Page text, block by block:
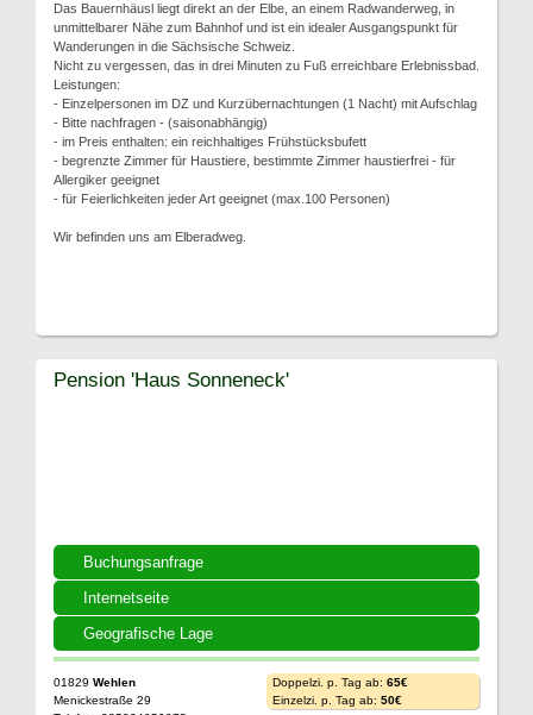
Das Bauernhäusl liegt direkt an der Elbe, an einem Radwanderweg, in
unmittelbarer Nähe zum Bahnhof und ist ein idealer Ausgangspunkt für
Wanderungen in die Sächsische Schweiz.
Nicht zu vergessen, das in drei Minuten zu Fuß erreichbare Erlebnissbad.
Leistungen:
- Einzelpersonen im DZ und Kurzübernachtungen (1 Nacht) mit Aufschlag
- Bitte nachfragen - (saisonabhängig)
- im Preis enthalten: ein reichhaltiges Frühstücksbufett
- begrenzte Zimmer für Haustiere, bestimmte Zimmer haustierfrei - für
Allergiker geeignet
- für Feierlichkeiten jeder Art geeignet (max.100 Personen)
Wir befinden uns am Elberadweg.
Buchungsanfrage
Internetseite
Geografische Lage
Pension 'Haus Sonneneck'
01829 Wehlen
Menickestraße 29
Doppelzi. p. Tag ab: 65€
Einzelzi. p. Tag ab: 50€